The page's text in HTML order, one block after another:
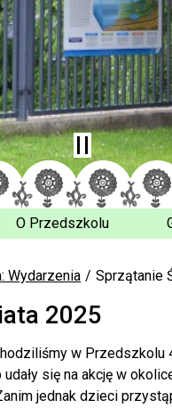
O Przedszkolu
Wydarzenia Sprzątanie
2025
w Przedszkolu
się na akcję w
jednak dzieci